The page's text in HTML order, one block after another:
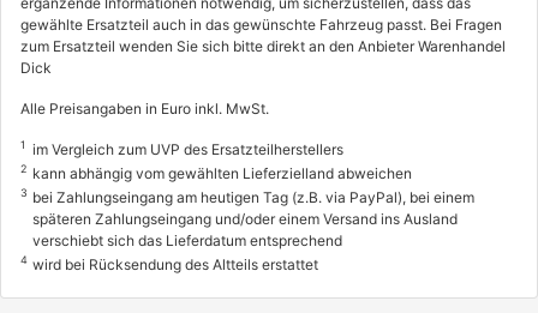
gewählte Ersatzteil auch in das gewünschte Fahrzeug passt. Bei Fragen
zum Ersatzteil wenden Sie sich bitte direkt an den Anbieter Warenhandel
Dick
Alle Preisangaben in Euro inkl. MwSt.
1 im Vergleich zum UVP des Ersatzteilherstellers
2 kann abhängig vom gewählten Lieferzielland abweichen
3 bei Zahlungseingang am heutigen Tag (z.B. via PayPal), bei einem
späteren Zahlungseingang und/oder einem Versand ins Ausland
verschiebt sich das Lieferdatum entsprechend
4 wird bei Rücksendung des Altteils erstattet